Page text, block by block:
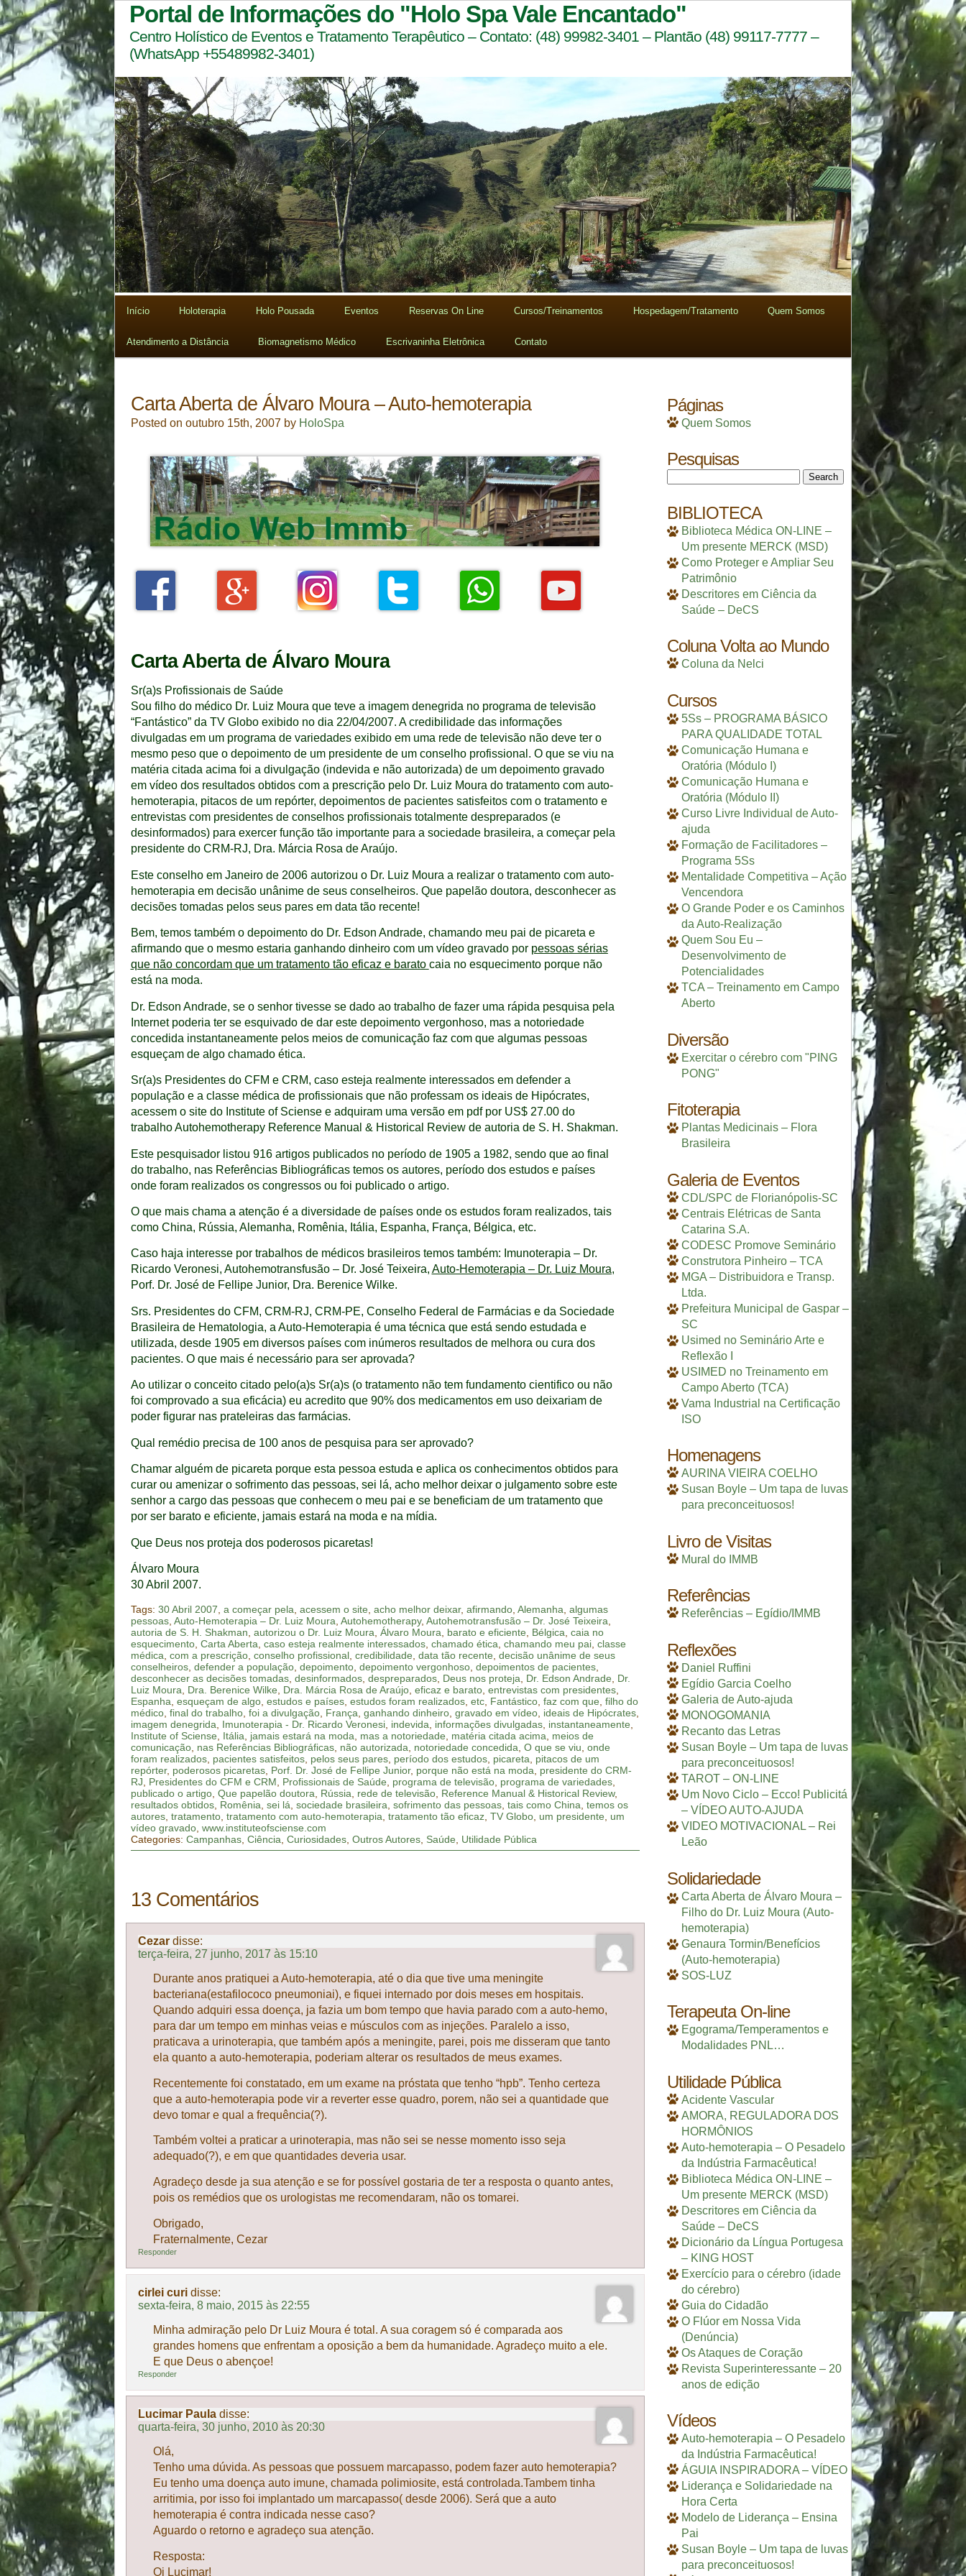
Portal de Informações do "Holo Spa Vale Encantado"
Centro Holístico de Eventos e Tratamento Terapêutico – Contato: (48) 99982-3401 – Plantão (48) 99117-7777 –
(WhatsApp +55489982-3401)
Início Holoterapia Holo Pousada Eventos Reservas On Line Cursos/Treinamentos Hospedagem/Tratamento Quem Somos
Atendimento a Distância Biomagnetismo Médico Escrivaninha Eletrônica Contato
Carta Aberta de Álvaro Moura – Auto-hemoterapia
Posted on outubro 15th, 2007 by HoloSpa
Carta Aberta de Álvaro Moura
Sr(a)s Profissionais de Saúde
Sou filho do médico Dr. Luiz Moura que teve a imagem denegrida no programa de televisão
“Fantástico” da TV Globo exibido no dia 22/04/2007. A credibilidade das informações
divulgadas em um programa de variedades exibido em uma rede de televisão não deve ter o
mesmo peso que o depoimento de um presidente de um conselho profissional. O que se viu na
matéria citada acima foi a divulgação (indevida e não autorizada) de um depoimento gravado
em vídeo dos resultados obtidos com a prescrição pelo Dr. Luiz Moura do tratamento com auto-
hemoterapia, pitacos de um repórter, depoimentos de pacientes satisfeitos com o tratamento e
entrevistas com presidentes de conselhos profissionais totalmente despreparados (e
desinformados) para exercer função tão importante para a sociedade brasileira, a começar pela
presidente do CRM-RJ, Dra. Márcia Rosa de Araújo.
Este conselho em Janeiro de 2006 autorizou o Dr. Luiz Moura a realizar o tratamento com auto-
hemoterapia em decisão unânime de seus conselheiros. Que papelão doutora, desconhecer as
decisões tomadas pelos seus pares em data tão recente!
Bem, temos também o depoimento do Dr. Edson Andrade, chamando meu pai de picareta e
afirmando que o mesmo estaria ganhando dinheiro com um vídeo gravado por pessoas sérias
que não concordam que um tratamento tão eficaz e barato caia no esquecimento porque não
está na moda.
Dr. Edson Andrade, se o senhor tivesse se dado ao trabalho de fazer uma rápida pesquisa pela
Internet poderia ter se esquivado de dar este depoimento vergonhoso, mas a notoriedade
concedida instantaneamente pelos meios de comunicação faz com que algumas pessoas
esqueçam de algo chamado ética.
Sr(a)s Presidentes do CFM e CRM, caso esteja realmente interessados em defender a
população e a classe médica de profissionais que não professam os ideais de Hipócrates,
acessem o site do Institute of Sciense e adquiram uma versão em pdf por US$ 27.00 do
trabalho Autohemotherapy Reference Manual & Historical Review de autoria de S. H. Shakman.
Este pesquisador listou 916 artigos publicados no período de 1905 a 1982, sendo que ao final
do trabalho, nas Referências Bibliográficas temos os autores, período dos estudos e países
onde foram realizados os congressos ou foi publicado o artigo.
O que mais chama a atenção é a diversidade de países onde os estudos foram realizados, tais
como China, Rússia, Alemanha, Romênia, Itália, Espanha, França, Bélgica, etc.
Caso haja interesse por trabalhos de médicos brasileiros temos também: Imunoterapia – Dr.
Ricardo Veronesi, Autohemotransfusão – Dr. José Teixeira, Auto-Hemoterapia – Dr. Luiz Moura,
Porf. Dr. José de Fellipe Junior, Dra. Berenice Wilke.
Srs. Presidentes do CFM, CRM-RJ, CRM-PE, Conselho Federal de Farmácias e da Sociedade
Brasileira de Hematologia, a Auto-Hemoterapia é uma técnica que está sendo estudada e
utilizada, desde 1905 em diversos países com inúmeros resultados de melhora ou cura dos
pacientes. O que mais é necessário para ser aprovada?
Ao utilizar o conceito citado pelo(a)s Sr(a)s (o tratamento não tem fundamento cientifico ou não
foi comprovado a sua eficácia) eu acredito que 90% dos medicamentos em uso deixariam de
poder figurar nas prateleiras das farmácias.
Qual remédio precisa de 100 anos de pesquisa para ser aprovado?
Chamar alguém de picareta porque esta pessoa estuda e aplica os conhecimentos obtidos para
curar ou amenizar o sofrimento das pessoas, sei lá, acho melhor deixar o julgamento sobre este
senhor a cargo das pessoas que conhecem o meu pai e se beneficiam de um tratamento que
por ser barato e eficiente, jamais estará na moda e na mídia.
Que Deus nos proteja dos poderosos picaretas!
Álvaro Moura
30 Abril 2007.
Tags:30 Abril 2007 ,a começar pela ,acessem o site ,acho melhor deixar,afirmando ,Alemanha ,algumas
pessoas ,Auto-Hemoterapia – Dr. Luiz Moura ,Autohemotherapy,Autohemotransfusão – Dr. José Teixeira
autoria de S. H. Shakman ,autorizou o Dr. Luiz Moura ,Álvaro Moura barato e eficiente Bélgica ,caia no
esquecimento ,Carta Aberta ,caso esteja realmente interessados ,chamado ética ,chamando meu pai ,classe
médica ,com a prescrição ,conselho profissional ,credibilidade ,data tão recente ,decisão unânime de seus
conselheiros ,defender a população ,depoimento ,depoimento vergonhoso ,depoimentos de pacientes
desconhecer as decisões tomadas ,desinformados ,despreparados Deus nos proteja Dr. Edson Andrade
Dr.
Luiz Moura
Dra. Berenice Wilke Dra. Márcia Rosa de Araújo ,eficaz e barato ,entrevistas com presidentes
Espanha ,esqueçam de algo ,estudos e países ,estudos foram realizados ,etc Fantástico ,faz com que ,filho do
médico ,final do trabalho ,foi a divulgação França ,ganhando dinheiro ,gravado em vídeo ideais de Hipócrates
imagem denegrida
Imunoterapia - Dr. Ricardo Veronesi indevida informações divulgadas instantaneamente
Institute of Sciense
Itália jamais estará na moda mas a notoriedade matéria citada acima
meios de
comunicação nas Referências Bibliográficas não autorizada notoriedade concedida ,O que se viu ,onde
foram realizados pacientes satisfeitos pelos seus pares período dos estudos picareta
pitacos de um
repórter, poderosos picaretas Porf. Dr. José de Fellipe Junior, porque não está na moda
presidente do CRM-
RJ
Presidentes do CFM e CRM Profissionais de Saúde programa de televisão programa de variedades
publicado o artigo ,Que papelão doutora Rússia rede de televisão Reference Manual & Historical Review,
resultados obtidos Romênia ,sei lá ,sociedade brasileira ,sofrimento das pessoas ,tais como China ,temos os
autores ,tratamento ,tratamento com auto-hemoterapia ,tratamento tão eficaz ,TV Globo um presidente
um
vídeo gravado ,www.instituteofsciense.com
Categories:Campanhas ,Ciência ,Curiosidades ,Outros Autores Saúde Utilidade Pública
13 Comentários
Cezar disse:
terça-feira, 27 junho, 2017 às 15:10
Durante anos pratiquei a Auto-hemoterapia, até o dia que tive uma meningite
bacteriana(estafilococo pneumoniai), e fiquei internado por dois meses em hospitais.
Quando adquiri essa doença, ja fazia um bom tempo que havia parado com a auto-hemo,
para dar um tempo em minhas veias e músculos com as injeções. Paralelo a isso,
praticava a urinoterapia, que também após a meningite, parei, pois me disseram que tanto
ela quanto a auto-hemoterapia, poderiam alterar os resultados de meus exames.
Recentemente foi constatado, em um exame na próstata que tenho “hpb”. Tenho certeza
que a auto-hemoterapia pode vir a reverter esse quadro, porem, não sei a quantidade que
devo tomar e qual a frequência(?).
Também voltei a praticar a urinoterapia, mas não sei se nesse momento isso seja
adequado(?), e em que quantidades deveria usar.
Agradeço desde ja sua atenção e se for possível gostaria de ter a resposta o quanto antes,
pois os remédios que os urologistas me recomendaram, não os tomarei.
Obrigado,
Fraternalmente, Cezar
Responder
cirlei curi disse:
sexta-feira, 8 maio, 2015 às 22:55
Minha admiração pelo Dr Luiz Moura é total. A sua coragem só é comparada aos
grandes homens que enfrentam a oposição a bem da humanidade. Agradeço muito a ele.
E que Deus o abençoe!
Responder
Lucimar Paula disse:
quarta-feira, 30 junho, 2010 às 20:30
Olá,
Tenho uma dúvida. As pessoas que possuem marcapasso, podem fazer auto hemoterapia?
Eu tenho uma doença auto imune, chamada polimiosite, está controlada.Tambem tinha
arritimia, por isso foi implantado um marcapasso( desde 2006). Será que a auto
hemoterapia é contra indicada nesse caso?
Aguardo o retorno e agradeço sua atenção.
Resposta:
Oi Lucimar!
Páginas
Quem Somos
Pesquisas
for:
BIBLIOTECA
Biblioteca Médica ON-LINE –
Um presente MERCK (MSD)
Como Proteger e Ampliar Seu
Patrimônio
Descritores em Ciência da
Saúde – DeCS
Coluna Volta ao Mundo
Coluna da Nelci
Cursos
5Ss – PROGRAMA BÁSICO
PARA QUALIDADE TOTAL
Comunicação Humana e
Oratória (Módulo I)
Comunicação Humana e
Oratória (Módulo II)
Curso Livre Individual de Auto-
ajuda
Formação de Facilitadores –
Programa 5Ss
Mentalidade Competitiva – Ação
Vencendora
O Grande Poder e os Caminhos
da Auto-Realização
Quem Sou Eu –
Desenvolvimento de
Potencialidades
TCA – Treinamento em Campo
Aberto
Diversão
Exercitar o cérebro com "PING
PONG"
Fitoterapia
Plantas Medicinais – Flora
Brasileira
Galeria de Eventos
CDL/SPC de Florianópolis-SC
Centrais Elétricas de Santa
Catarina S.A.
CODESC Promove Seminário
Construtora Pinheiro – TCA
MGA – Distribuidora e Transp.
Ltda.
Prefeitura Municipal de Gaspar –
SC
Usimed no Seminário Arte e
Reflexão I
USIMED no Treinamento em
Campo Aberto (TCA)
Vama Industrial na Certificação
ISO
Homenagens
AURINA VIEIRA COELHO
Susan Boyle – Um tapa de luvas
para preconceituosos!
Livro de Visitas
Mural do IMMB
Referências
Referências – Egídio/IMMB
Reflexões
Daniel Ruffini
Egídio Garcia Coelho
Galeria de Auto-ajuda
MONOGOMANIA
Recanto das Letras
Susan Boyle – Um tapa de luvas
para preconceituosos!
TAROT – ON-LINE
Um Novo Ciclo – Ecco! Publicitá
– VÍDEO AUTO-AJUDA
VIDEO MOTIVACIONAL – Rei
Leão
Solidariedade
Carta Aberta de Álvaro Moura –
Filho do Dr. Luiz Moura (Auto-
hemoterapia)
Genaura Tormin/Benefícios
(Auto-hemoterapia)
SOS-LUZ
Terapeuta On-line
Egograma/Temperamentos e
Modalidades PNL…
Utilidade Pública
Acidente Vascular
AMORA, REGULADORA DOS
HORMÔNIOS
Auto-hemoterapia – O Pesadelo
da Indústria Farmacêutica!
Biblioteca Médica ON-LINE –
Um presente MERCK (MSD)
Descritores em Ciência da
Saúde – DeCS
Dicionário da Língua Portugesa
– KING HOST
Exercício para o cérebro (idade
do cérebro)
Guia do Cidadão
O Flúor em Nossa Vida
(Denúncia)
Os Ataques de Coração
Revista Superinteressante – 20
anos de edição
Vídeos
Auto-hemoterapia – O Pesadelo
da Indústria Farmacêutica!
ÁGUIA INSPIRADORA – VÍDEO
Liderança e Solidariedade na
Hora Certa
Modelo de Liderança – Ensina
Pai
Susan Boyle – Um tapa de luvas
para preconceituosos!